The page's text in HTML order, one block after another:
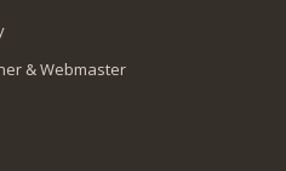
& Webmaster